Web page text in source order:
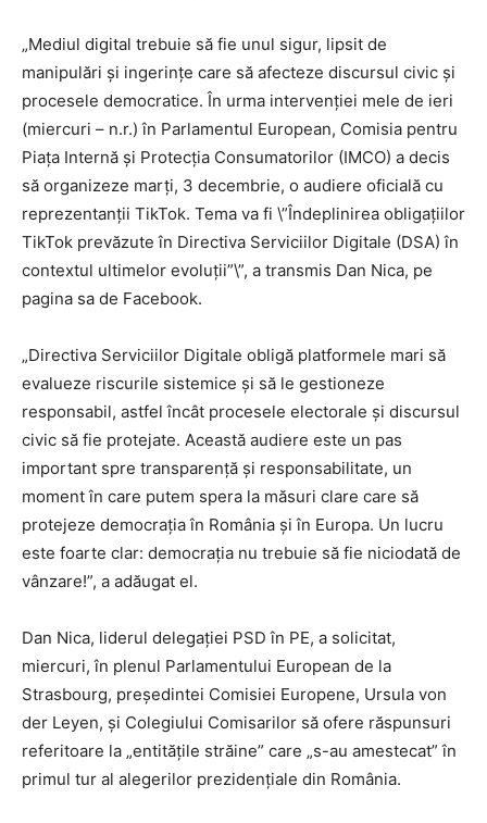
„Mediul digital trebuie să fie unul sigur, lipsit de
manipulări şi ingerinţe care să afecteze discursul civic şi
procesele democratice. În urma intervenţiei mele de ieri
(miercuri – n.r.) în Parlamentul European, Comisia pentru
Piaţa Internă şi Protecţia Consumatorilor (IMCO) a decis
să organizeze marţi, 3 decembrie, o audiere oficială cu
reprezentanţii TikTok. Tema va fi \”Îndeplinirea obligaţiilor
TikTok prevăzute în Directiva Serviciilor Digitale (DSA) în
contextul ultimelor evoluţii”\”, a transmis Dan Nica, pe
pagina sa de Facebook.
„Directiva Serviciilor Digitale obligă platformele mari să
evalueze riscurile sistemice şi să le gestioneze
responsabil, astfel încât procesele electorale şi discursul
civic să fie protejate. Această audiere este un pas
important spre transparenţă şi responsabilitate, un
moment în care putem spera la măsuri clare care să
protejeze democraţia în România şi în Europa. Un lucru
este foarte clar: democraţia nu trebuie să fie niciodată de
vânzare!”, a adăugat el.
Dan Nica, liderul delegaţiei PSD în PE, a solicitat,
miercuri, în plenul Parlamentului European de la
Strasbourg, preşedintei Comisiei Europene, Ursula von
der Leyen, şi Colegiului Comisarilor să ofere răspunsuri
referitoare la „entităţile străine” care „s-au amestecat” în
primul tur al alegerilor prezidenţiale din România.